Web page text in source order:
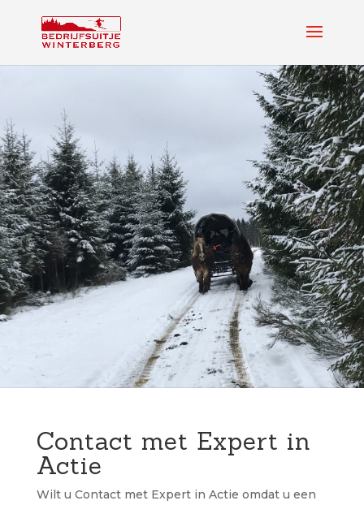
Contact met Expert in
Actie
Wilt u Contact met Expert in Actie omdat u een